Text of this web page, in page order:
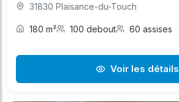
31830 Plaisance-du-Touch
180 m² 100 debout 60 assises
Voir les détails